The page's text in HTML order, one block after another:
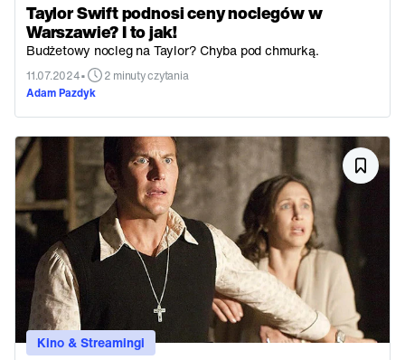
Taylor Swift podnosi ceny noclegów w
Warszawie? I to jak!
Budżetowy nocleg na Taylor? Chyba pod chmurką.
11.07.2024•
2 minuty czytania
Adam Pazdyk
Kino & Streamingi